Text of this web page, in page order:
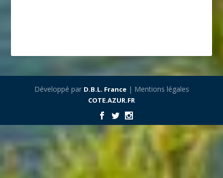
Développé par D.B.L. France| Mentions légales
COTE.AZUR.FR